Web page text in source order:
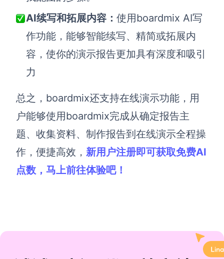
AI续写和拓展内容： 使用boardmix AI写
作功能，能够智能续写、精简或拓展内
容，使你的演示报告更加具有深度和吸引
力
总之， boardmix还支持在线演示功能，用
户能够使用boardmix完成从确定报告主
题、收集资料、制作报告到在线演示全程操
作，便捷高效 ， 新用户注册即可获取免费AI
点数，马上前往体验吧！